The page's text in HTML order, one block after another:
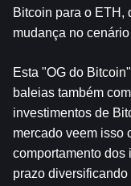
Bitcoin para o ETH,
mudança no
Esta "OG do
baleias também
investimentos de
mercado veem isso
comportamento dos
prazo